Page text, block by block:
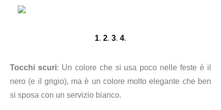
1. 2. 3. 4.
Tocchi scuri: Un colore che si usa poco nelle feste è il
nero (e il grigio), ma è un colore molto elegante che ben
si sposa con un servizio bianco.